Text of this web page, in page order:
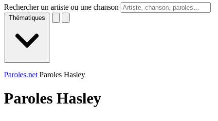
Rechercher un artiste ou une chanson
Thématiques
Paroles.net Paroles Hasley
Paroles Hasley